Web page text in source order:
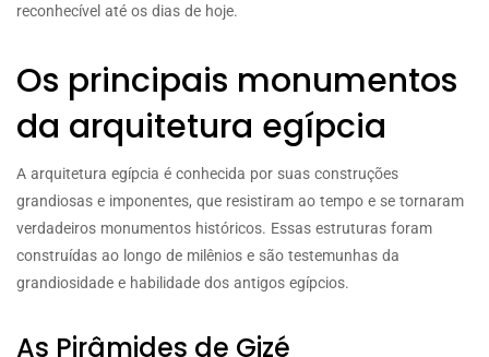
reconhecível até os dias de hoje.
Os principais monumentos
da arquitetura egípcia
A arquitetura egípcia é conhecida por suas construções
grandiosas e imponentes, que resistiram ao tempo e se tornaram
verdadeiros monumentos históricos. Essas estruturas foram
construídas ao longo de milênios e são testemunhas da
grandiosidade e habilidade dos antigos egípcios.
As Pirâmides de Gizé